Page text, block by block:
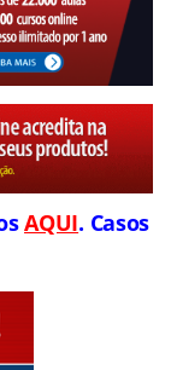
AQUI. Casos